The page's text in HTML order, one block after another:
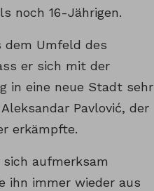
noch 16-Jährigen.
dem Umfeld des
er sich mit der
in eine neue Stadt sehr
Pavlović, der
erkämpfte.
aufmerksam
ihn immer wieder aus